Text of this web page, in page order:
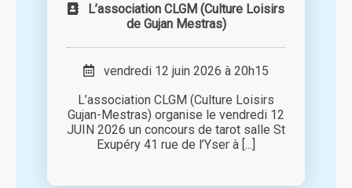
L’association CLGM (Culture Loisirs
de Gujan Mestras)
vendredi 12 juin 2026 à 20h15
L’association CLGM (Culture Loisirs
Gujan-Mestras) organise le vendredi 12
JUIN 2026 un concours de tarot salle St
Exupéry 41 rue de l’Yser à [...]